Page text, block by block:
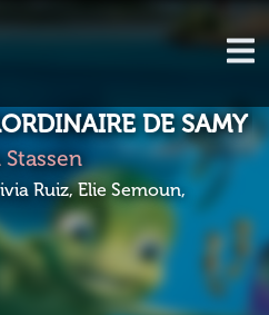
DE SAMY
Stassen
Ruiz, Elie Semoun,